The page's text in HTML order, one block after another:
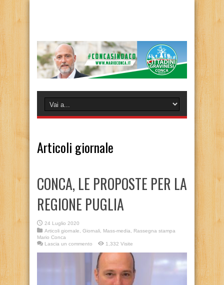
Articoli giornale
CONCA, LE PROPOSTE PER LA
REGIONE PUGLIA
24 Luglio 2020
Articoli giornale
Giornali Mass-media
Rassegna stampa
Mario Conca
Lascia un commento
1,332 Visite